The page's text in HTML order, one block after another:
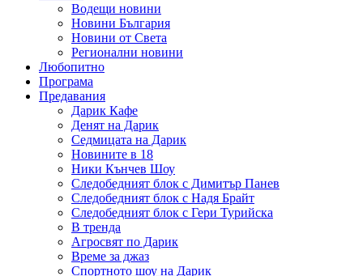
Водещи новини
Новини България
Новини от Света
Регионални новини
Любопитно
Програма
Предавания
Дарик Кафе
Денят на Дарик
Седмицата на Дарик
Новините в 18
Ники Кънчев Шоу
Следобедният блок с Димитър Панев
Следобедният блок с Надя Брайт
Следобедният блок с Гери Турийска
В тренда
Агросвят по Дарик
Време за джаз
Спортното шоу на Дарик